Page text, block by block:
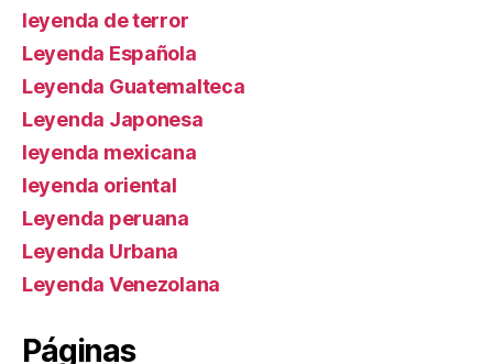
leyenda de terror
Leyenda Española
Leyenda Guatemalteca
Leyenda Japonesa
leyenda mexicana
leyenda oriental
Leyenda peruana
Leyenda Urbana
Leyenda Venezolana
Páginas